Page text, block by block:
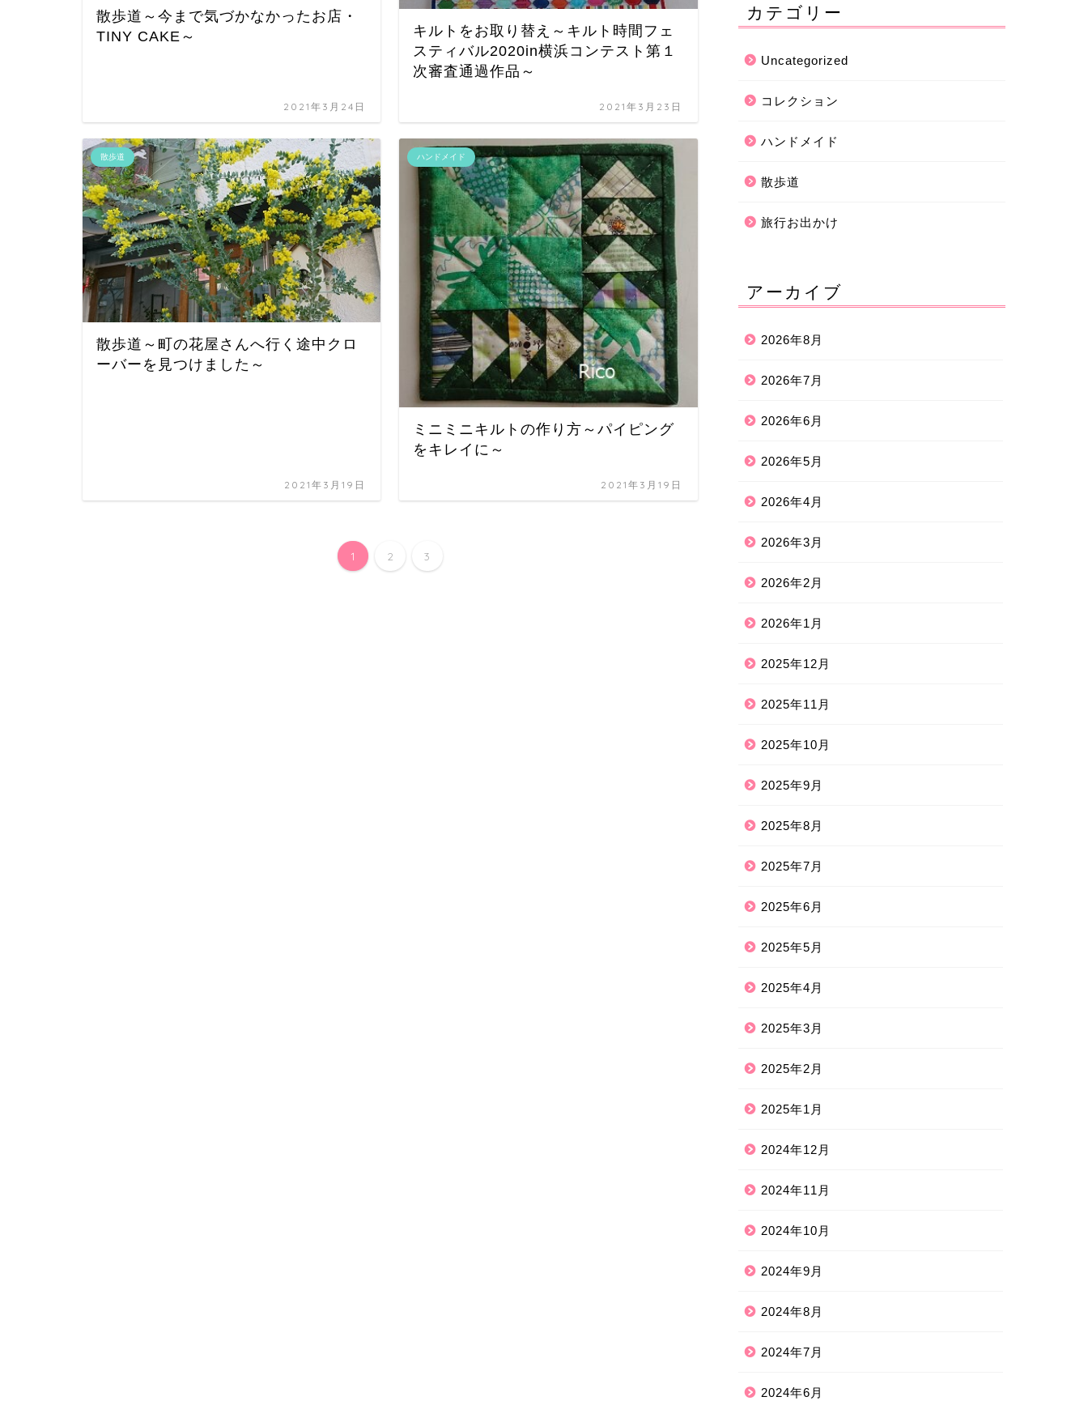
散歩道～今まで気づかなかったお店・
TINY CAKE～
2021年3月24日
キルトをお取り替え～キルト時間フェ
スティバル2020in横浜コンテスト第１
次審査通過作品～
2021年3月23日
散歩道
散歩道～町の花屋さんへ行く途中クロ
ーバーを見つけました～
2021年3月19日
ハンドメイド
ミニミニキルトの作り方～パイピング
をキレイに～
2021年3月19日
1 2 3
カテゴリー
Uncategorized
コレクション
ハンドメイド
散歩道
旅行お出かけ
アーカイブ
2026年8月
2026年7月
2026年6月
2026年5月
2026年4月
2026年3月
2026年2月
2026年1月
2025年12月
2025年11月
2025年10月
2025年9月
2025年8月
2025年7月
2025年6月
2025年5月
2025年4月
2025年3月
2025年2月
2025年1月
2024年12月
2024年11月
2024年10月
2024年9月
2024年8月
2024年7月
2024年6月